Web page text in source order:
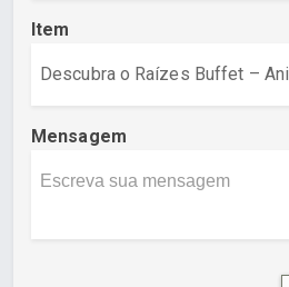
Item
Mensagem